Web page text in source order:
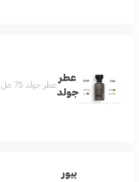
عطر
جولد
عطر جولد 75 مل عطر منعش فواح زهري جميل لكل وقت لطيف وهادىء وفواح يتميز بالثبات العالي مكونات العطر الياسمين الباتشولي الورد زهر البرتقال
بيور